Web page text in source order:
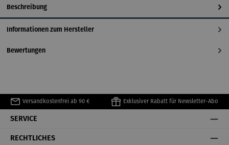
Beschreibung
Informationen zum Hersteller
Bewertungen
Versandkostenfrei ab 90 € Exklusiver Rabatt für Newsletter-Abo
SERVICE
RECHTLICHES